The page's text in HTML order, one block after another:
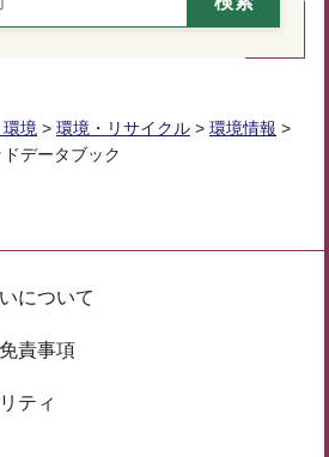
環境 > 環境・リサイクル > 環境情報 >
データブック
について
責事項
ティ